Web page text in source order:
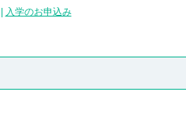
入学のお申込み